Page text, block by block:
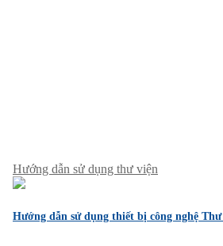
Hướng dẫn sử dụng thư viện
Hướng dẫn sử dụng thiết bị công nghệ